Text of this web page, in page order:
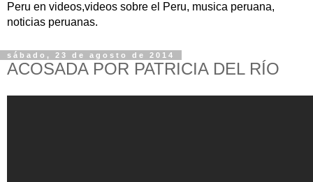
Peru en videos,videos sobre el Peru, musica peruana,
noticias peruanas.
sábado, 23 de agosto de 2014
ACOSADA POR PATRICIA DEL RÍO